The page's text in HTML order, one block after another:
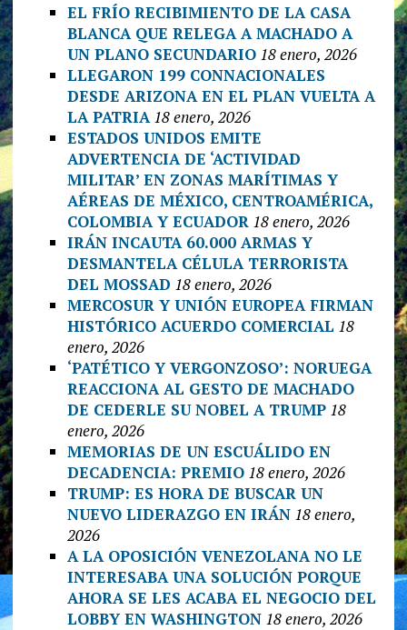
EL FRÍO RECIBIMIENTO DE LA CASA
BLANCA QUE RELEGA A MACHADO A
UN PLANO SECUNDARIO 18 enero, 2026
LLEGARON 199 CONNACIONALES
DESDE ARIZONA EN EL PLAN VUELTA A
LA PATRIA 18 enero, 2026
ESTADOS UNIDOS EMITE
ADVERTENCIA DE ‘ACTIVIDAD
MILITAR’ EN ZONAS MARÍTIMAS Y
AÉREAS DE MÉXICO, CENTROAMÉRICA,
COLOMBIA Y ECUADOR 18 enero, 2026
IRÁN INCAUTA 60.000 ARMAS Y
DESMANTELA CÉLULA TERRORISTA
DEL MOSSAD 18 enero, 2026
MERCOSUR Y UNIÓN EUROPEA FIRMAN
HISTÓRICO ACUERDO COMERCIAL 18
enero, 2026
‘PATÉTICO Y VERGONZOSO’: NORUEGA
REACCIONA AL GESTO DE MACHADO
DE CEDERLE SU NOBEL A TRUMP 18
enero, 2026
MEMORIAS DE UN ESCUÁLIDO EN
DECADENCIA: PREMIO 18 enero, 2026
TRUMP: ES HORA DE BUSCAR UN
NUEVO LIDERAZGO EN IRÁN 18 enero,
2026
A LA OPOSICIÓN VENEZOLANA NO LE
INTERESABA UNA SOLUCIÓN PORQUE
AHORA SE LES ACABA EL NEGOCIO DEL
LOBBY EN WASHINGTON 18 enero, 2026